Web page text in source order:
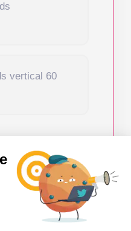
vertical 60